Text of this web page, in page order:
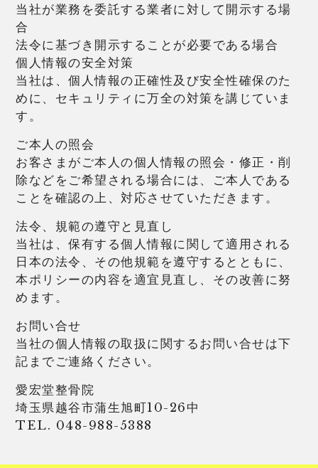
当社が業務を委託する業者に対して開示する場
合
法令に基づき開示することが必要である場合
個人情報の安全対策
当社は、個人情報の正確性及び安全性確保のた
めに、セキュリティに万全の対策を講じていま
す。
ご本人の照会
お客さまがご本人の個人情報の照会・修正・削
除などをご希望される場合には、ご本人である
ことを確認の上、対応させていただきます。
法令、規範の遵守と見直し
当社は、保有する個人情報に関して適用される
日本の法令、その他規範を遵守するとともに、
本ポリシーの内容を適宜見直し、その改善に努
めます。
お問い合せ
当社の個人情報の取扱に関するお問い合せは下
記までご連絡ください。
愛宏堂整骨院
埼玉県越谷市蒲生旭町10-26中
TEL. 048-988-5388